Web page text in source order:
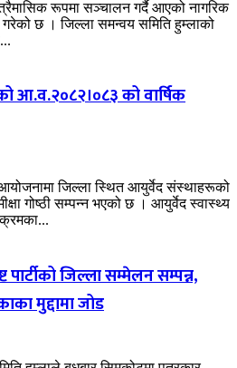
रूपमा सञ्चालन गर्दै आएको नागरिक
छ । जिल्ला समन्वय समिति हुम्लाको
आ.व.२०८२।०८३ को वार्षिक
जिल्ला स्थित आयुर्वेद संस्थाहरूको
गोष्ठी सम्पन्न भएको छ । आयुर्वेद स्वास्थ्य
जिल्ला सम्मेलन सम्पन्न,
मुद्दामा जोड